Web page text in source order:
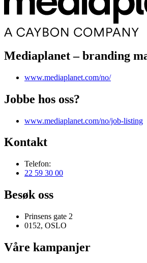
Mediaplanet – branding
www.mediaplanet.com/no/
Jobbe hos oss?
www.mediaplanet.com/no/job-listing
Kontakt
Telefon:
22 59 30 00
Besøk oss
Prinsens gate 2
0152, OSLO
Våre kampanjer